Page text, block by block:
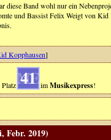
diese Band wohl nur ein
und Bassist Felix Weigt von
Kopphausen]
Platz 41 imMusikexpress!
Febr. 2019)